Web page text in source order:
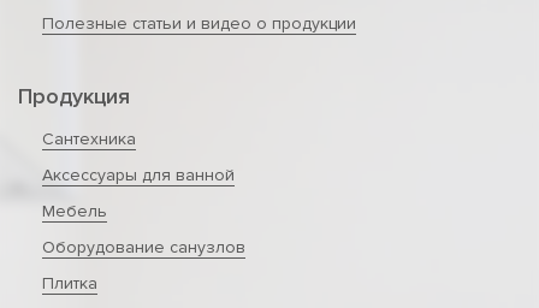
Полезные статьи и видео о продукции
Продукция
Сантехника
Аксессуары для ванной
Мебель
Оборудование санузлов
Плитка